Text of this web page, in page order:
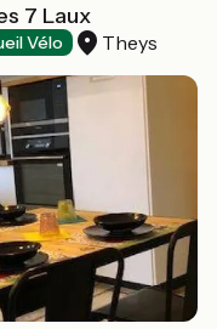
7 Laux
Vélo Theys